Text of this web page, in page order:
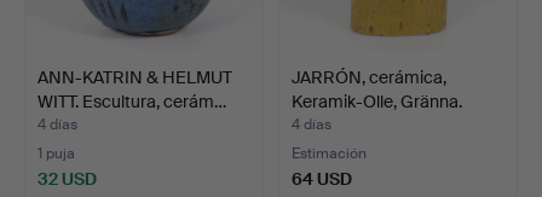
ANN-KATRIN & HELMUT
WITT. Escultura, cerám…
4 días
1 puja
32 USD
JARRÓN, cerámica,
Keramik-Olle, Gränna.
4 días
Estimación
64 USD